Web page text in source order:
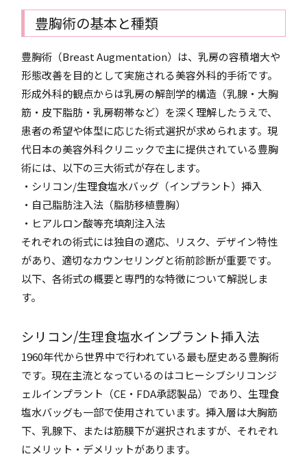
豊胸術の基本と種類
豊胸術（Breast Augmentation）は、乳房の容積増大や
形態改善を目的として実施される美容外科的手術です。
形成外科的観点からは乳房の解剖学的構造（乳腺・大胸
筋・皮下脂肪・乳房靭帯など）を深く理解したうえで、
患者の希望や体型に応じた術式選択が求められます。現
代日本の美容外科クリニックで主に提供されている豊胸
術には、以下の三大術式が存在します。
・シリコン/生理食塩水バッグ（インプラント）挿入
・自己脂肪注入法（脂肪移植豊胸）
・ヒアルロン酸等充填剤注入法
それぞれの術式には独自の適応、リスク、デザイン特性
があり、適切なカウンセリングと術前診断が重要です。
以下、各術式の概要と専門的な特徴について解説しま
す。
シリコン/生理食塩水インプラント挿入法
1960年代から世界中で行われている最も歴史ある豊胸術
です。現在主流となっているのはコヒーシブシリコンジ
ェルインプラント（CE・FDA承認製品）であり、生理食
塩水バッグも一部で使用されています。挿入層は大胸筋
下、乳腺下、または筋膜下が選択されますが、それぞれ
にメリット・デメリットがあります。